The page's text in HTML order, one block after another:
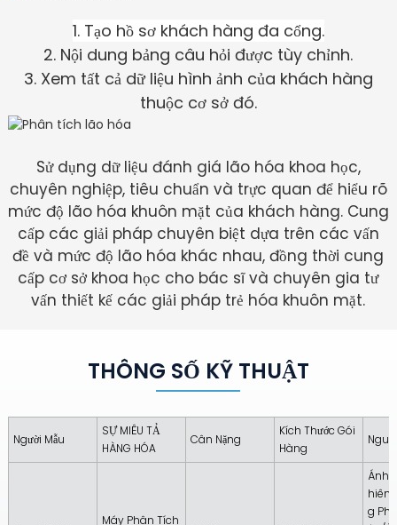
1. Tạo hồ sơ khách hàng đa cổng.
2. Nội dung bảng câu hỏi được tùy chỉnh.
3. Xem tất cả dữ liệu hình ảnh của khách hàng
thuộc cơ sở đó.
Sử dụng dữ liệu đánh giá lão hóa khoa học,
chuyên nghiệp, tiêu chuẩn và trực quan để hiểu rõ
mức độ lão hóa khuôn mặt của khách hàng. Cung
cấp các giải pháp chuyên biệt dựa trên các vấn
đề và mức độ lão hóa khác nhau, đồng thời cung
cấp cơ sở khoa học cho bác sĩ và chuyên gia tư
vấn thiết kế các giải pháp trẻ hóa khuôn mặt.
THÔNG SỐ KỸ THUẬT
Người Mẫu
SỰ MIÊU TẢ
HÀNG HÓA
Cân Nặng
Kích Thước Gói
Hàng
Máy Phân Tích
Ánh
G